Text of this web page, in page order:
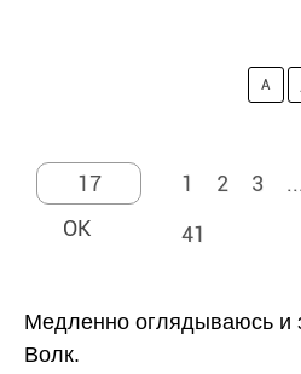
A
1 2 3 ...
41
Медленно оглядываюсь и
Волк.